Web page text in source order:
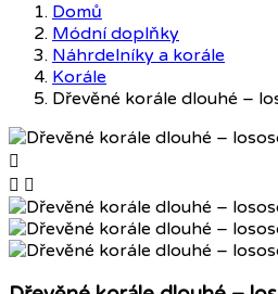
Domů
Módní doplňky
Náhrdelníky a korále
Korále
Dřevěné korále dlouhé –

 